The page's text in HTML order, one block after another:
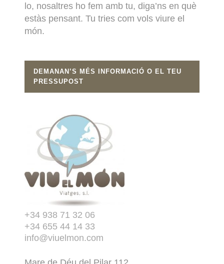
lo, nosaltres ho fem amb tu, diga’ns en què
estàs pensant. Tu tries com vols viure el
món.
DEMANAN’S MÉS INFORMACIÓ O EL TEU
PRESSUPOST
+34 938 71 32 06
+34 655 44 14 33
info@viuelmon.com